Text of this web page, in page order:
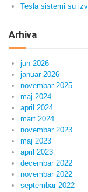
Tesla sistemi su
Arhiva
jun 2026
januar 2026
novembar 2025
maj 2024
april 2024
mart 2024
novembar 2023
maj 2023
april 2023
decembar 2022
novembar 2022
septembar 2022